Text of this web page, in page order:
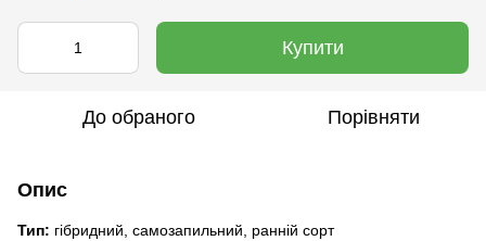
Купити
До обраного Порівняти
Опис
Тип: гібридний, самозапильний, ранній сорт